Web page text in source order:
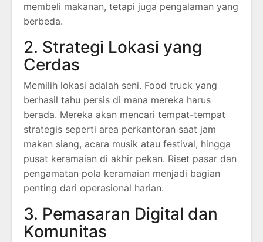
membeli makanan, tetapi juga pengalaman yang
berbeda.
2. Strategi Lokasi yang
Cerdas
Memilih lokasi adalah seni. Food truck yang
berhasil tahu persis di mana mereka harus
berada. Mereka akan mencari tempat-tempat
strategis seperti area perkantoran saat jam
makan siang, acara musik atau festival, hingga
pusat keramaian di akhir pekan. Riset pasar dan
pengamatan pola keramaian menjadi bagian
penting dari operasional harian.
3. Pemasaran Digital dan
Komunitas